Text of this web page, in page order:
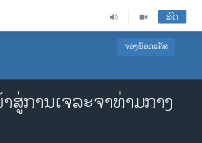
ສົດ
ຈອງພັອດແຄັສ
ສູ່ການເຈລະຈາທ່າມກາງ